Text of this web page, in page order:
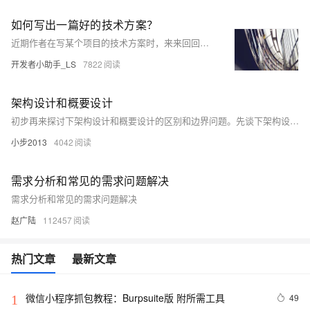
如何写出一篇好的技术方案？
近期作者在写某个项目的技术方案时，来来回回修改了许多版，很是苦恼。于是，将自己之前写的和别人写的技术方案都翻出来看了几遍，产生了一些思考，分享给大家。
开发者小助手_LS 7822
架构设计和概要设计
初步再来探讨下架构设计和概要设计的区别和边界问题。先谈下架构设计： 架构设计包括了功能性架构和技术架构设计两个部分的内容，功能性架构解决业务流程和功能问题，而技术架构解决非功能性需求等问题。两种架构都包括了动态和静态两个方面的内容，对于功能性架构中动态部分为业务流程驱动全局用例，用例驱动的用例实现等；对于技术架构中动态部分为架构运行机制，而静态部分为框架，分层等方面的内容。
小步2013 4042
需求分析和常见的需求问题解决
需求分析和常见的需求问题解决
赵广陆 112457
热门文章 最新文章
1 微信小程序抓包教程：Burpsuite版 附所需工具 49